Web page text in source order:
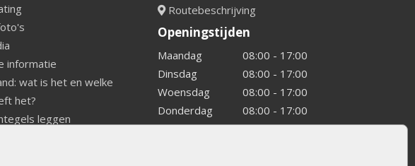
informatie
wat is het en welke
het?
leggen
Routebeschrijving
Openingstijden
Maandag
08:00 - 17:00
Dinsdag
08:00 - 17:00
Woensdag
08:00 - 17:00
Donderdag
08:00 - 17:00
Vrijdag
08:00 - 17:00